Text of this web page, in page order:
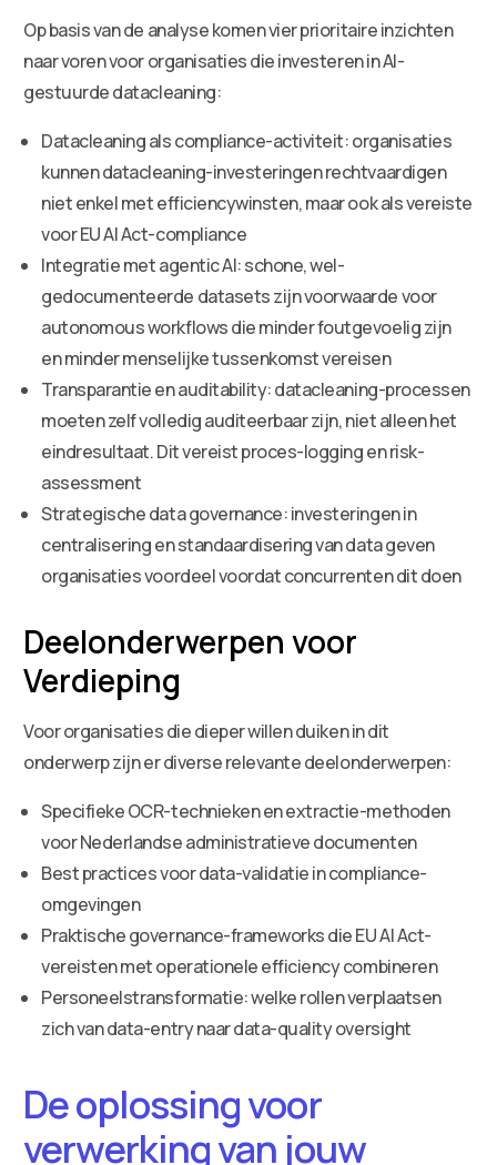
Op basis van de analyse komen vier prioritaire inzichten
naar voren voor organisaties die investeren in AI-
gestuurde datacleaning:
Datacleaning als compliance-activiteit: organisaties
kunnen datacleaning-investeringen rechtvaardigen
niet enkel met efficiencywinsten, maar ook als vereiste
voor EU AI Act-compliance
Integratie met agentic AI: schone, wel-
gedocumenteerde datasets zijn voorwaarde voor
autonomous workflows die minder foutgevoelig zijn
en minder menselijke tussenkomst vereisen
Transparantie en auditability: datacleaning-processen
moeten zelf volledig auditeerbaar zijn, niet alleen het
eindresultaat. Dit vereist proces-logging en risk-
assessment
Strategische data governance: investeringen in
centralisering en standaardisering van data geven
organisaties voordeel voordat concurrenten dit doen
Deelonderwerpen voor
Verdieping
Voor organisaties die dieper willen duiken in dit
onderwerp zijn er diverse relevante deelonderwerpen:
Specifieke OCR-technieken en extractie-methoden
voor Nederlandse administratieve documenten
Best practices voor data-validatie in compliance-
omgevingen
Praktische governance-frameworks die EU AI Act-
vereisten met operationele efficiency combineren
Personeelstransformatie: welke rollen verplaatsen
zich van data-entry naar data-quality oversight
De oplossing voor
verwerking van jouw